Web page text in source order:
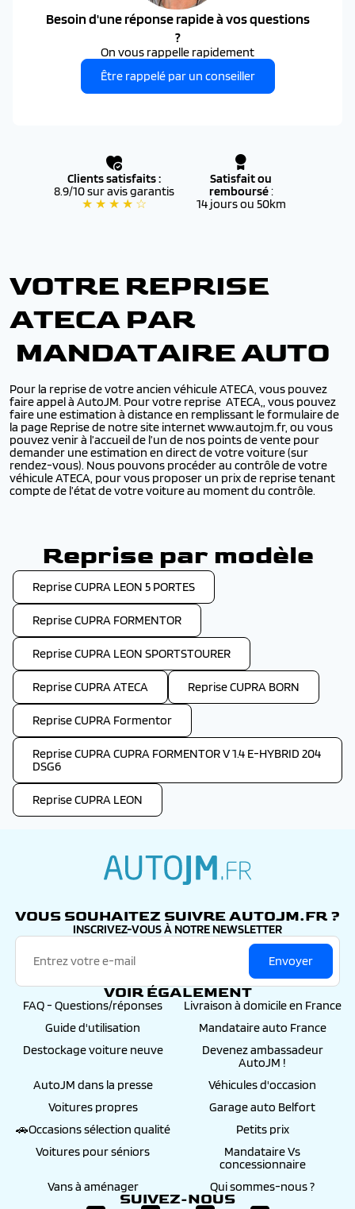
Besoin d'une réponse rapide à vos questions
?
On vous rappelle rapidement
Être rappelé par un conseiller
Clients satisfaits :
8.9/10 sur avis garantis
★ ★ ★ ★ ☆
Satisfait ou
remboursé:
14 jours ou 50km
VOTRE REPRISE
ATECA PAR
MANDATAIRE AUTO
Pour la reprise de votre ancien véhicule ATECA, vous pouvez
faire appel à AutoJM. Pour votre reprise ATECA,, vous pouvez
faire une estimation à distance en remplissant le formulaire de
la page Reprise de notre site internet www.autojm.fr, ou vous
pouvez venir à l’accueil de l’un de nos points de vente pour
demander une estimation en direct de votre voiture (sur
rendez-vous). Nous pouvons procéder au contrôle de votre
véhicule ATECA, pour vous proposer un prix de reprise tenant
compte de l’état de votre voiture au moment du contrôle.
Reprise par modèle
Reprise CUPRA LEON 5 PORTES
Reprise CUPRA FORMENTOR
Reprise CUPRA LEON SPORTSTOURER
Reprise CUPRA ATECA Reprise CUPRA BORN
Reprise CUPRA Formentor
Reprise CUPRA CUPRA FORMENTOR V 1.4 E-HYBRID 204
DSG6
Reprise CUPRA LEON
VOUS SOUHAITEZ SUIVRE AUTOJM.FR ?
INSCRIVEZ-VOUS À NOTRE NEWSLETTER
Envoyer
VOIR ÉGALEMENT
FAQ - Questions/réponses
Livraison à domicile en France
Guide d'utilisation
Mandataire auto France
Destockage voiture neuve
Devenez ambassadeur
AutoJM !
AutoJM dans la presse
Véhicules d'occasion
Voitures propres
Garage auto Belfort
🚗Occasions sélection qualité
Petits prix
Voitures pour séniors
Mandataire Vs
concessionnaire
Vans à aménager
Qui sommes-nous ?
SUIVEZ-NOUS